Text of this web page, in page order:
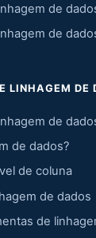
de
de
LINHAGEM DE
de
de dados?
de coluna
de dados
de